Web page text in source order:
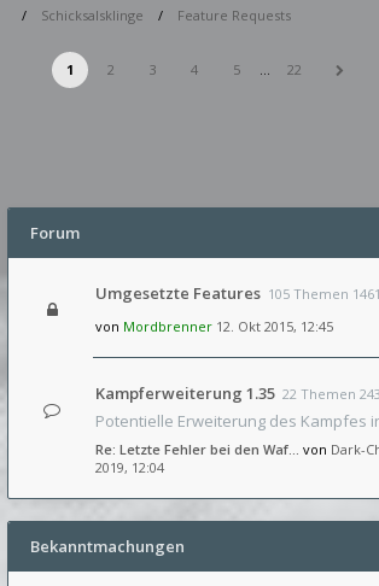
Schicksalsklinge
Feature Requests
1 2 3 4 5 … 22
Forum
Umgesetzte Features 105 Themen
von Mordbrenner 12. Okt 2015, 12:45
Kampferweiterung 1.35 22 Themen
Potentielle Erweiterung des Kampfes
Re: Letzte Fehler bei den Waf… von Dark-
2019, 12:04
Bekanntmachungen